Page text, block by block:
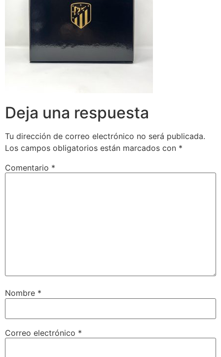
Deja una respuesta
Tu dirección de correo electrónico no será publicada.
Los campos obligatorios están marcados con *
Comentario *
Nombre *
Correo electrónico *